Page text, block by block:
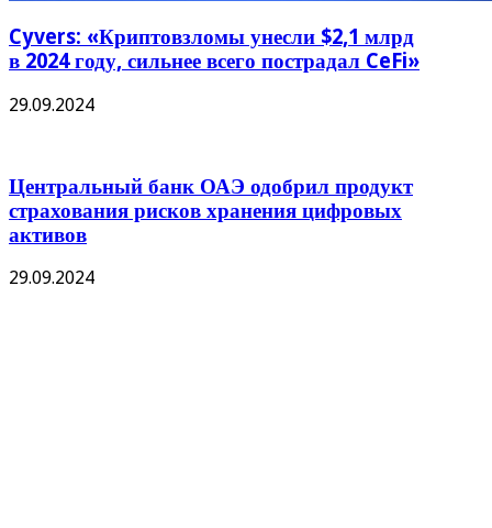
Cyvers: «Криптовзломы унесли $2,1 млрд
в 2024 году, сильнее всего пострадал CeFi»
29.09.2024
Центральный банк ОАЭ одобрил продукт
страхования рисков хранения цифровых
активов
29.09.2024